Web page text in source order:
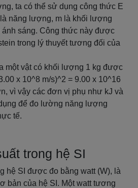
ta có thể sử dụng công thức E
năng lượng, m là khối lượng
ánh sáng. Công thức này được
trong lý thuyết tương đối của
một vật có khối lượng 1 kg được
x 10^8 m/s)^2 = 9.00 x 10^16
vì vậy các đơn vị phụ như kJ và
để đo lường năng lượng
tế.
trong hệ SI
hệ SI được đo bằng watt (W), là
bản của hệ SI. Một watt tương